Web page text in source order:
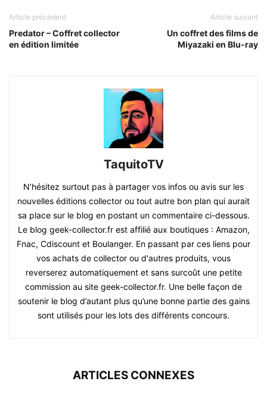
Article précédent
Predator – Coffret collector
en édition limitée
Article suivant
Un coffret des films de
Miyazaki en Blu-ray
TaquitoTV
N’hésitez surtout pas à partager vos infos ou avis sur les
nouvelles éditions collector ou tout autre bon plan qui aurait
sa place sur le blog en postant un commentaire ci-dessous.
Le blog geek-collector.fr est affilié aux boutiques : Amazon,
Fnac, Cdiscount et Boulanger. En passant par ces liens pour
vos achats de collector ou d'autres produits, vous
reverserez automatiquement et sans surcoût une petite
commission au site geek-collector.fr. Une belle façon de
soutenir le blog d’autant plus qu’une bonne partie des gains
sont utilisés pour les lots des différents concours.
ARTICLES CONNEXES